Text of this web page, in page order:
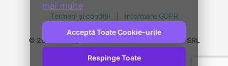
mai multe
Acceptă Toate Cookie-urile
Respinge Toate
Termeni și condiții Informare GDPR
© 2014-
2026, KENDALL ENTERPRISE GROUP SRL